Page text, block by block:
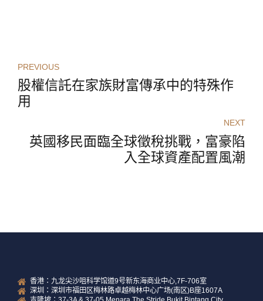
PREVIOUS
股權信託在家族財富傳承中的特殊作
用
NEXT
英國移民面臨全球徵稅挑戰，富豪陷
入全球資產配置風潮
香港：九龙尖沙咀科学馆道9号新东海商业中心,7F-706室
深圳：深圳市福田区梅林路卓越梅林中心广场(南区)B座1607A